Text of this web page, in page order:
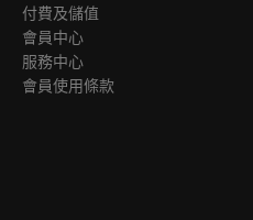
付費及儲值
會員中心
服務中心
會員使用條款